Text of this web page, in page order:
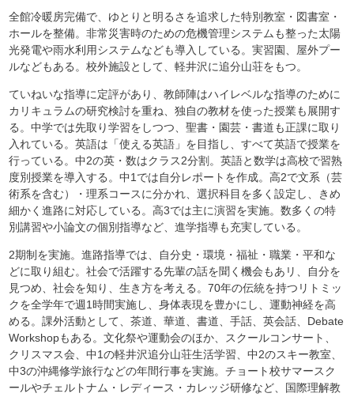
全館冷暖房完備で、ゆとりと明るさを追求した特別教室・図書室・
ホールを整備。非常災害時のための危機管理システムも整った太陽
光発電や雨水利用システムなども導入している。実習園、屋外プー
ルなどもある。校外施設として、軽井沢に追分山荘をもつ。
ていねいな指導に定評があり、教師陣はハイレベルな指導のために
カリキュラムの研究検討を重ね、独自の教材を使った授業も展開す
る。中学では先取り学習をしつつ、聖書・園芸・書道も正課に取り
入れている。英語は「使える英語」を目指し、すべて英語で授業を
行っている。中2の英・数はクラス2分割。英語と数学は高校で習熟
度別授業を導入する。中1では自分レポートを作成。高2で文系（芸
術系を含む）・理系コースに分かれ、選択科目を多く設定し、きめ
細かく進路に対応している。高3では主に演習を実施。数多くの特
別講習や小論文の個別指導など、進学指導も充実している。
2期制を実施。進路指導では、自分史・環境・福祉・職業・平和な
どに取り組む。社会で活躍する先輩の話を聞く機会もあリ、自分を
見つめ、社会を知り、生き方を考える。70年の伝統を持つリトミッ
クを全学年で週1時間実施し、身体表現を豊かにし、運動神経を高
める。課外活動として、茶道、華道、書道、手話、英会話、Debate
Workshopもある。文化祭や運動会のほか、スクールコンサート、
クリスマス会、中1の軽井沢追分山荘生活学習、中2のスキー教室、
中3の沖縄修学旅行などの年間行事を実施。チョート校サマースク
ールやチェルトナム・レディース・カレッジ研修など、国際理解教